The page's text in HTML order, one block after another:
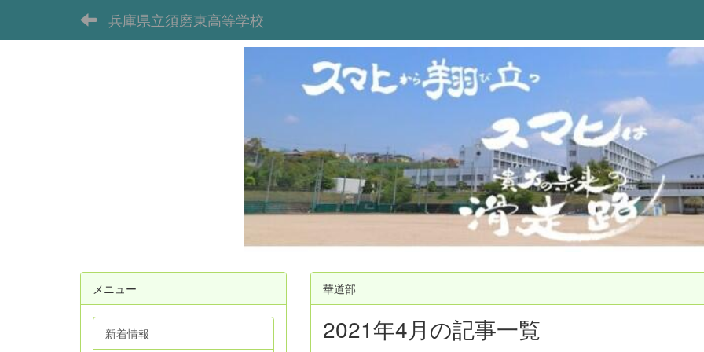
兵庫県立須磨東高等学校
華道部
2021年4月の記事一覧
メニュー
新着情報